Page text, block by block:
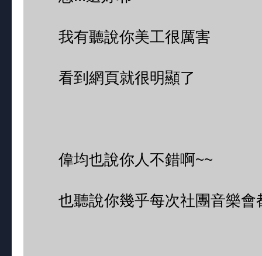
我有聽說你美工很厲害
看到網頁就很明顯了
偉均也說你人不錯啊~~
也聽說你幾乎每次社團音樂會